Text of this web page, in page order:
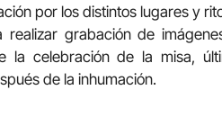
por los distintos lugares y
realizar grabación de
la celebración de la misa,
de la inhumación.